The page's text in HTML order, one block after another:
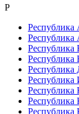
Р
Республика
Республика
Республика
Республика
Республика
Республика
Республика
Республика
Республика